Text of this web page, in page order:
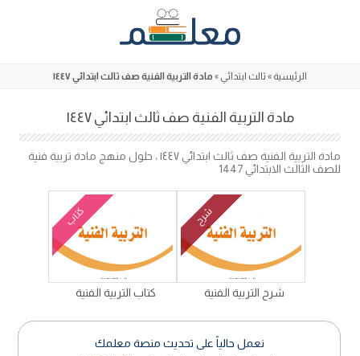
الرئيسية » ثالث ابتدائي » مادة التربية الفنية صف ثالث ابتدائي ١٤٤٧
مادة التربية الفنية صف ثالث ابتدائي ١٤٤٧
مادة التربية الفنية صف ثالث ابتدائي ١٤٤٧ ، حلول منهج مادة تربية فنية
للصف الثالث الابتدائي 1447
شرح
شرح التربية الفنية
كتاب
كتاب التربية الفنية
نعمل حالياً على تحديث منصة معلمك